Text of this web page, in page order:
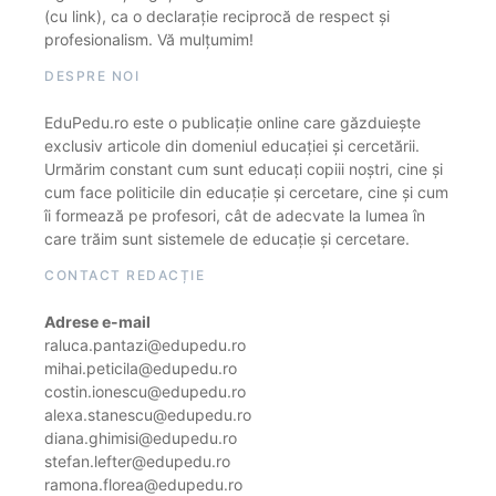
(cu link), ca o declarație reciprocă de respect și
profesionalism. Vă mulțumim!
DESPRE NOI
EduPedu.ro este o publicație online care găzduiește
exclusiv articole din domeniul educației și cercetării.
Urmărim constant cum sunt educați copiii noștri, cine și
cum face politicile din educație și cercetare, cine și cum
îi formează pe profesori, cât de adecvate la lumea în
care trăim sunt sistemele de educație și cercetare.
CONTACT REDACȚIE
Adrese e-mail
raluca.pantazi@edupedu.ro
mihai.peticila@edupedu.ro
costin.ionescu@edupedu.ro
alexa.stanescu@edupedu.ro
diana.ghimisi@edupedu.ro
stefan.lefter@edupedu.ro
ramona.florea@edupedu.ro